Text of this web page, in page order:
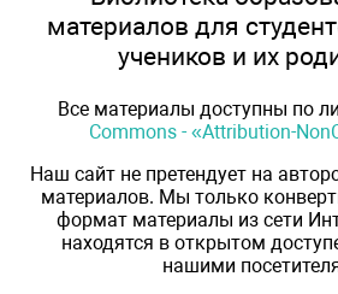
материалов для
учеников и их
Все материалы доступны по
Commons - «Attribution-
Наш сайт не претендует на
материалов. Мы только
формат материалы из сети
находятся в открытом
нашими